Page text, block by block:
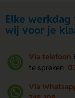
Elke werkdag
wij voor je
Via telefoon
te spreken
Via